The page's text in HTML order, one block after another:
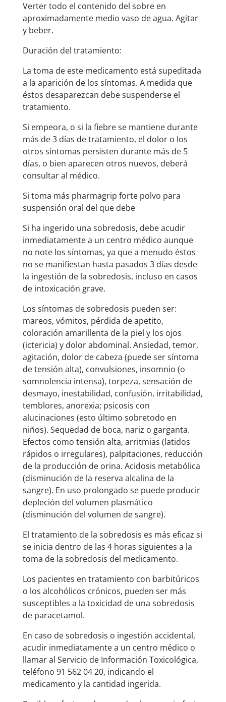
Verter todo el contenido del sobre en
aproximadamente medio vaso de agua. Agitar
y beber.
Duración del tratamiento:
La toma de este medicamento está supeditada
a la aparición de los síntomas. A medida que
éstos desaparezcan debe suspenderse el
tratamiento.
Si empeora, o si la fiebre se mantiene durante
más de 3 días de tratamiento, el dolor o los
otros síntomas persisten durante más de 5
días, o bien aparecen otros nuevos, deberá
consultar al médico.
Si toma más pharmagrip forte polvo para
suspensión oral del que debe
Si ha ingerido una sobredosis, debe acudir
inmediatamente a un centro médico aunque
no note los síntomas, ya que a menudo éstos
no se manifiestan hasta pasados 3 días desde
la ingestión de la sobredosis, incluso en casos
de intoxicación grave.
Los síntomas de sobredosis pueden ser:
mareos, vómitos, pérdida de apetito,
coloración amarillenta de la piel y los ojos
(ictericia) y dolor abdominal. Ansiedad, temor,
agitación, dolor de cabeza (puede ser síntoma
de tensión alta), convulsiones, insomnio (o
somnolencia intensa), torpeza, sensación de
desmayo, inestabilidad, confusión, irritabilidad,
temblores, anorexia; psicosis con
alucinaciones (esto último sobretodo en
niños). Sequedad de boca, nariz o garganta.
Efectos como tensión alta, arritmias (latidos
rápidos o irregulares), palpitaciones, reducción
de la producción de orina. Acidosis metabólica
(disminución de la reserva alcalina de la
sangre). En uso prolongado se puede producir
depleción del volumen plasmático
(disminución del volumen de sangre).
El tratamiento de la sobredosis es más eficaz si
se inicia dentro de las 4 horas siguientes a la
toma de la sobredosis del medicamento.
Los pacientes en tratamiento con barbitúricos
o los alcohólicos crónicos, pueden ser más
susceptibles a la toxicidad de una sobredosis
de paracetamol.
En caso de sobredosis o ingestión accidental,
acudir inmediatamente a un centro médico o
llamar al Servicio de Información Toxicológica,
teléfono 91 562 04 20, indicando el
medicamento y la cantidad ingerida.